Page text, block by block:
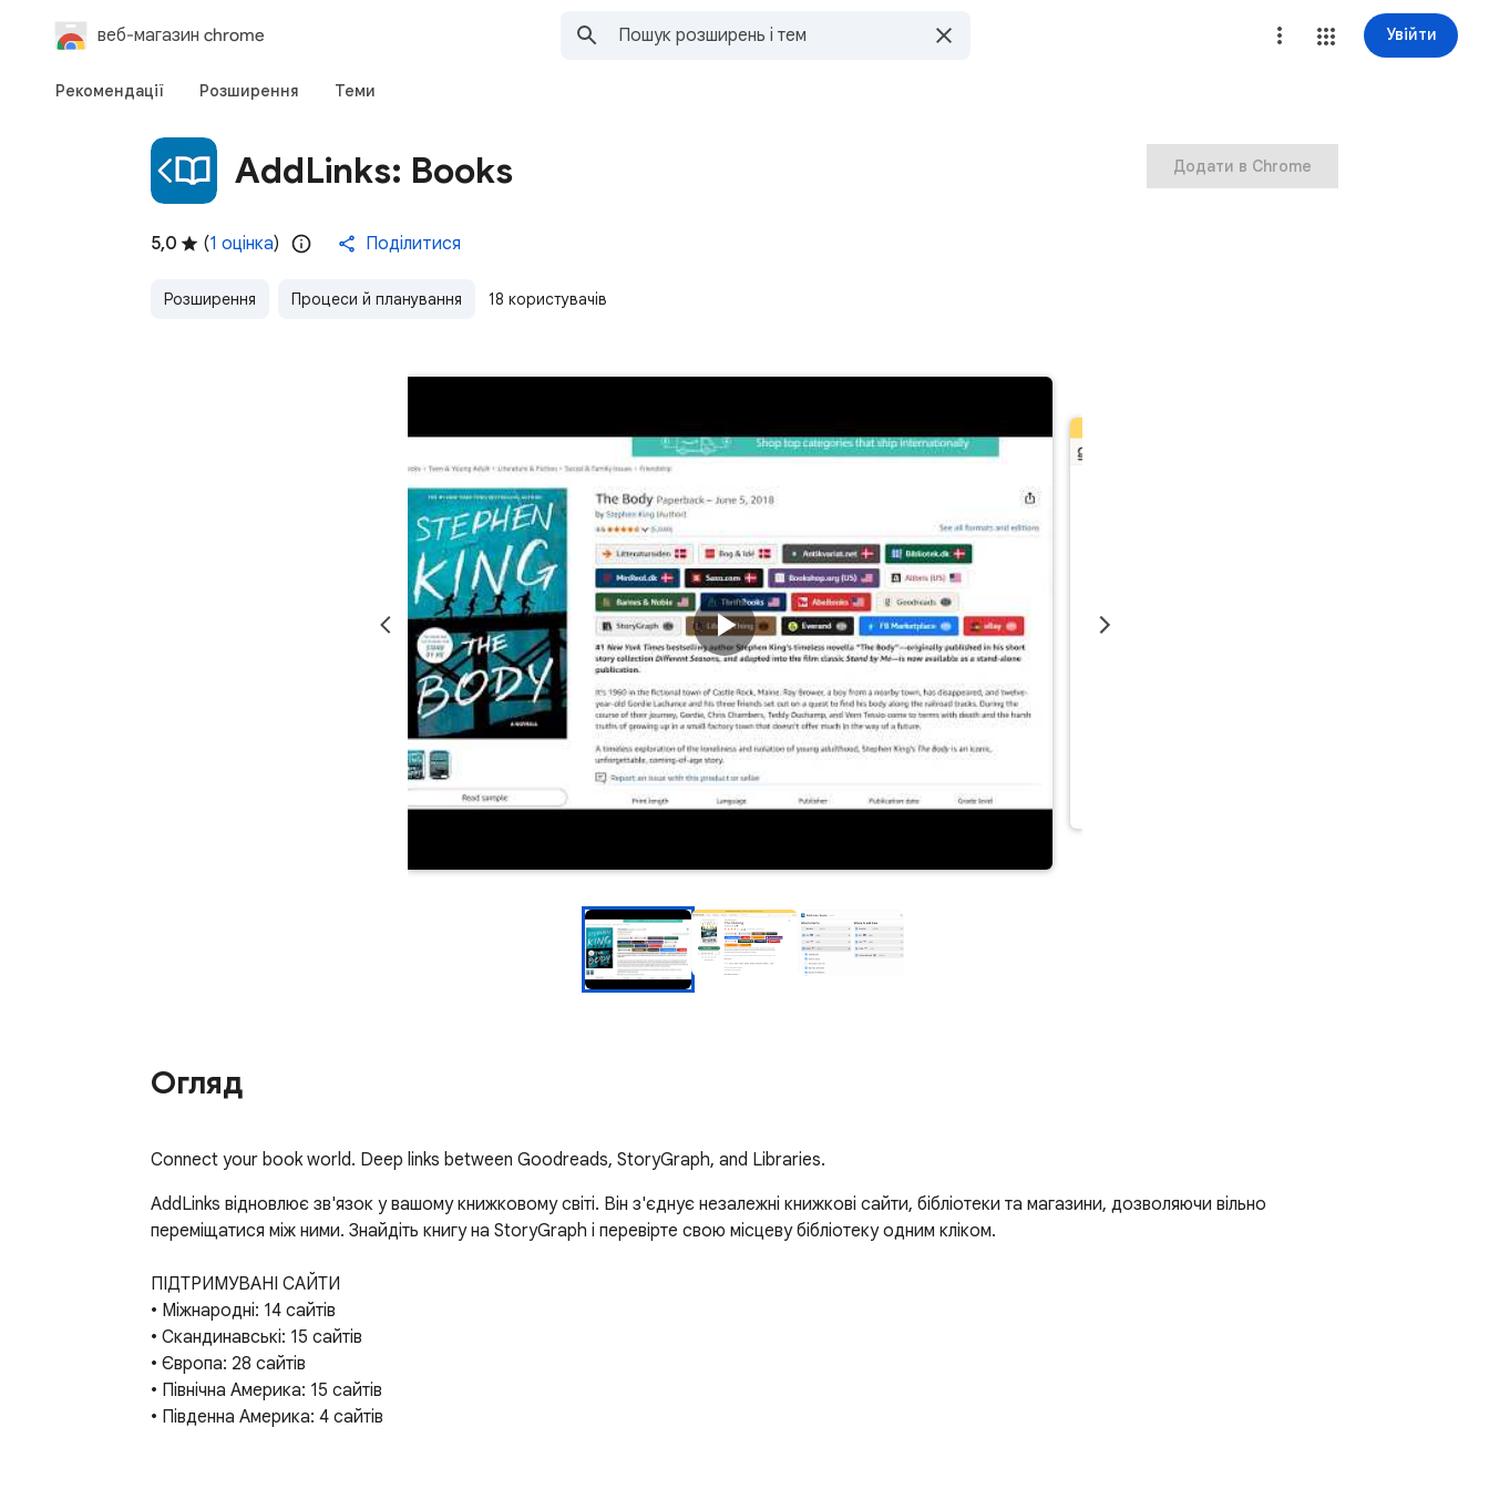
веб-магазин chrome Увійти
Рекомендації Розширення Теми
AddLinks: Books
5,0 (1 оцінка) Поділитися
Розширення Процеси й планування 18 користувачів
Додати в Chrome
Огляд
Connect your book world. Deep links between Goodreads, StoryGraph, and Libraries.
AddLinks відновлює зв'язок у вашому книжковому світі. Він з'єднує незалежні книжкові сайти, бібліотеки та магазини, дозволяючи вільно
переміщатися між ними. Знайдіть книгу на StoryGraph і перевірте свою місцеву бібліотеку одним кліком.
ПІДТРИМУВАНІ САЙТИ
• Міжнародні: 14 сайтів
• Скандинавські: 15 сайтів
• Європа: 28 сайтів
• Північна Америка: 15 сайтів
• Південна Америка: 4 сайтів